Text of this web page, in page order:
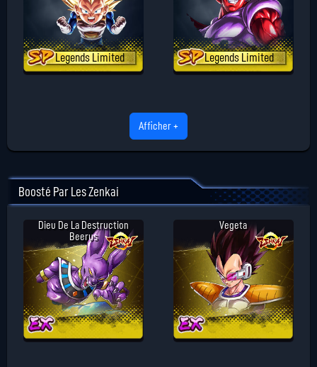
Legends Limited Legends Limited
Afficher +
Boosté Par Les Zenkai
Dieu De La Destruction
Beerus
Vegeta